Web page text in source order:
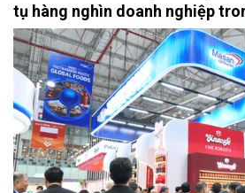
tụ hàng nghìn doanh nghiệp